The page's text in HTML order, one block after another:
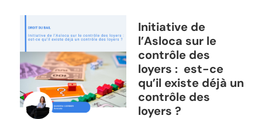
Initiative de
l’Asloca sur le
contrôle des
loyers : est-ce
qu’il existe déjà un
contrôle des
loyers ?